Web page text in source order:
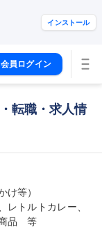
インストール
会員ログイン
転職・求人情
け等）
レトルトカレー、
品　等